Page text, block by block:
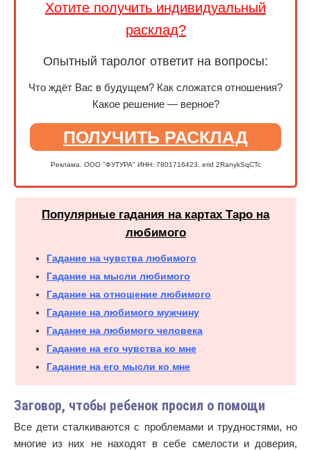
Хотите получить индивидуальный
расклад?
Опытный таролог ответит на вопросы:
Что ждёт Вас в будущем? Как сложатся отношения?
Какое решение — верное?
ПОЛУЧИТЬ РАСКЛАД
Реклама. ООО "ФУТУРА" ИНН: 7801716423. erid 2RanykSqCTc
Популярные гадания на картах Таро на
любимого
Гадание на чувства любимого
Гадание на мысли любимого
Гадание на отношение любимого
Гадание на любимого мужчину
Гадание на любимого человека
Гадание на его чувства ко мне
Гадание на его мысли ко мне
Заговор, чтобы ребенок просил о помощи
Все дети сталкиваются с проблемами и трудностями, но
многие из них не находят в себе смелости и доверия,